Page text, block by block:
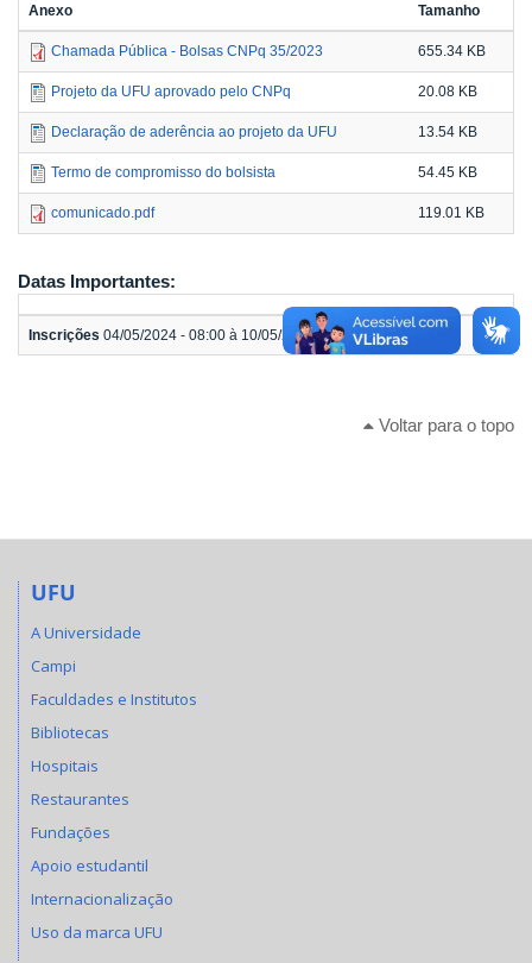
Anexo Tamanho
Chamada Pública - Bolsas CNPq 35/2023 655.34 KB
Projeto da UFU aprovado pelo CNPq 20.08 KB
Declaração de aderência ao projeto da UFU 13.54 KB
Termo de compromisso do bolsista 54.45 KB
comunicado.pdf 119.01 KB
Datas Importantes:
Inscrições 04/05/2024 - 08:00 à 10/05/2024 - 00:00
Voltar para o topo
UFU
A Universidade
Campi
Faculdades e Institutos
Bibliotecas
Hospitais
Restaurantes
Fundações
Apoio estudantil
Internacionalização
Uso da marca UFU